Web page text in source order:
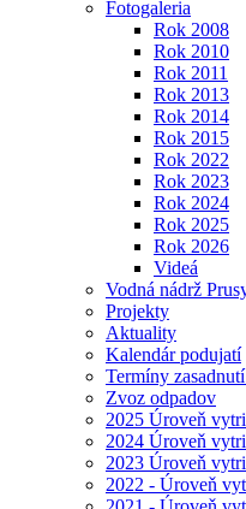
Fotogaleria
Rok 2008
Rok 2010
Rok 2011
Rok 2013
Rok 2014
Rok 2015
Rok 2022
Rok 2023
Rok 2024
Rok 2025
Rok 2026
Videá
Vodná nádrž
Projekty
Aktuality
Kalendár podujatí
Termíny
Zvoz odpadov
2025 Úroveň
2024 Úroveň
2023 Úroveň
2022 - Úroveň